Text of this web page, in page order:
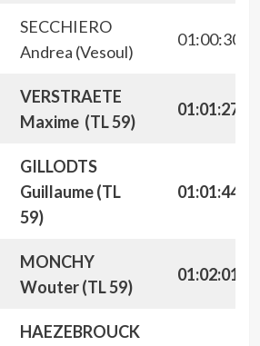
SECCHIERO
Andrea (Vesoul)
01:00:30
VERSTRAETE
Maxime (TL 59)
01:01:27
GILLODTS
Guillaume (TL
59)
01:01:44
MONCHY
Wouter (TL 59)
01:02:01
HAEZEBROUCK